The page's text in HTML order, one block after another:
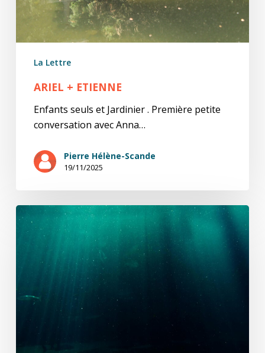
La Lettre
ARIEL + ETIENNE
Enfants seuls et Jardinier . Première petite
conversation avec Anna…
Pierre Hélène-Scande
19/11/2025
Soulèvement